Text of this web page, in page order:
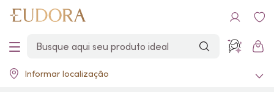
Informar localização